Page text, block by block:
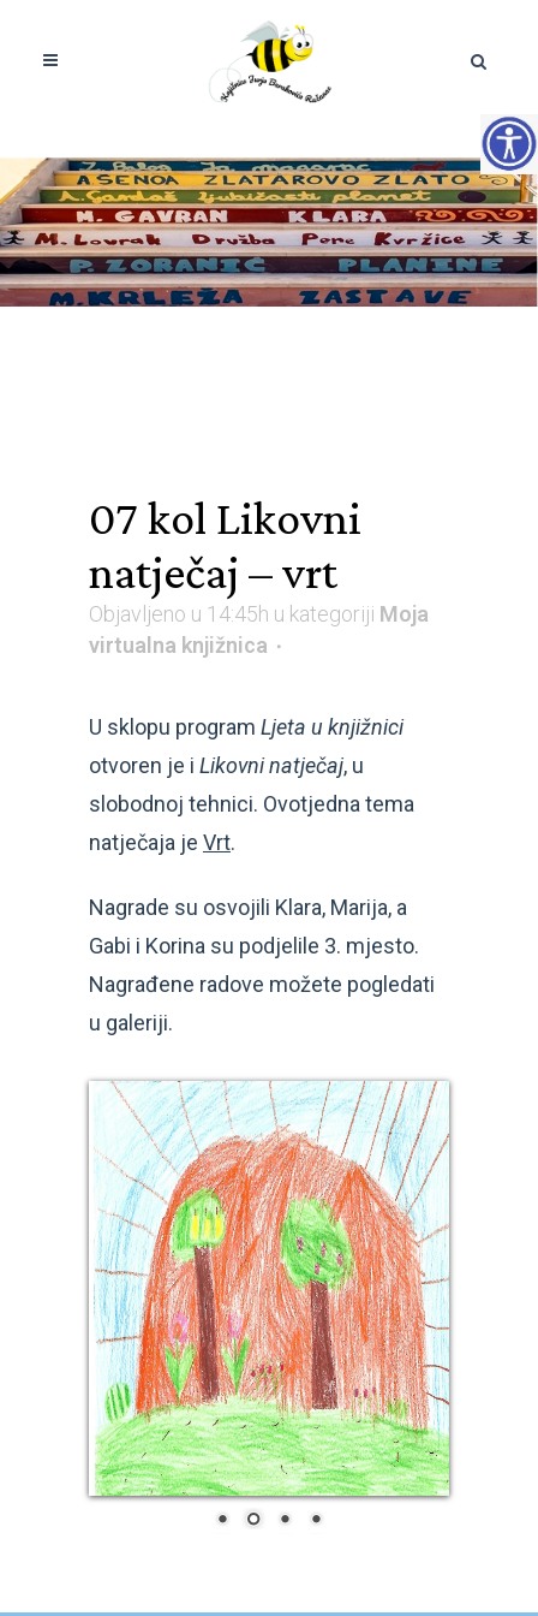
07 kol Likovni
natječaj – vrt
Objavljeno u 14:45h u kategoriji Moja
virtualna knjižnica
U sklopu program Ljeta u knjižnici
otvoren je i Likovni natječaj, u
slobodnoj tehnici. Ovotjedna tema
natječaja je Vrt.
Nagrade su osvojili Klara, Marija, a
Gabi i Korina su podjelile 3. mjesto.
Nagrađene radove možete pogledati
u galeriji.